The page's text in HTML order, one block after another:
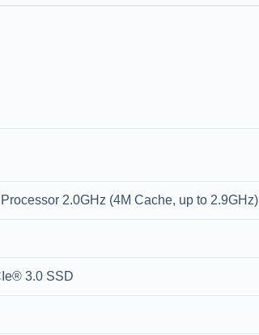
2.0GHz (4M Cache, up to 2.9GHz)
3.0 SSD